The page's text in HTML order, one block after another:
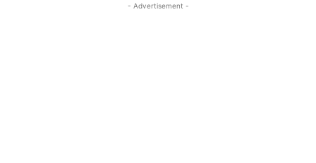
- Advertisement -